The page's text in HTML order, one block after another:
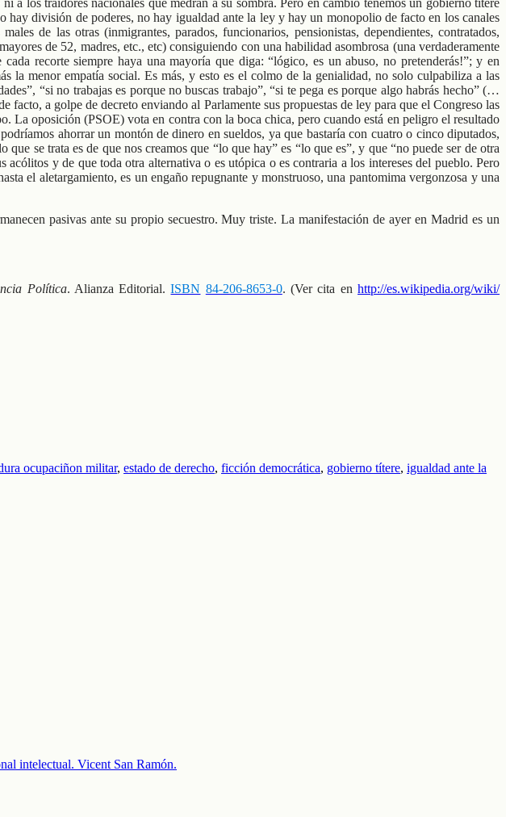
división de poderes, no hay igualdad ante la ley y hay un monopolio de facto en los canales
de las otras (inmigrantes, parados, funcionarios, pensionistas, dependientes, contratados,
de 52, madres, etc., etc) consiguiendo con una habilidad asombrosa (una verdaderamente
recorte siempre haya una mayoría que diga: “lógico, es un abuso, no pretenderás!”; y en
la menor empatía social. Es más, y esto es el colmo de la genialidad, no solo culpabiliza a las
“si no trabajas es porque no buscas trabajo”, “si te pega es porque algo habrás hecho” (…
a golpe de decreto enviando al Parlamente sus propuestas de ley para que el Congreso las
La oposición (PSOE) vota en contra con la boca chica, pero cuando está en peligro el resultado
ahorrar un montón de dinero en sueldos, ya que bastaría con cuatro o cinco diputados,
se trata es de que nos creamos que “lo que hay” es “lo que es”, y que “no puede ser de otra
y de que toda otra alternativa o es utópica o es contraria a los intereses del pueblo. Pero
el aletargamiento, es un engaño repugnante y monstruoso, una pantomima vergonzosa y una
pasivas ante su propio secuestro. Muy triste. La manifestación de ayer en Madrid es un
Política. Alianza Editorial.ISBN 84-206-8653-0. (Ver cita enhttp://es.wikipedia.org/wiki/
ocupaciñon militar, estado de derecho, ficción democrática, gobierno títere, igualdad ante la
intelectual. Vicent San Ramón.